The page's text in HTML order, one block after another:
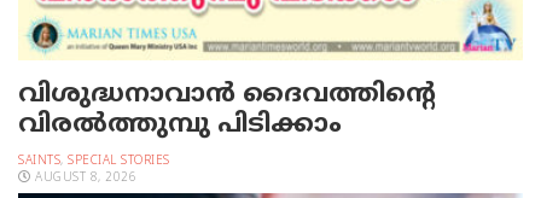
വിശുദ്ധനാവാന്‍ ദൈവത്തിന്റെ
വിരല്‍ത്തുമ്പു പിടിക്കാം
SAINTS, SPECIAL STORIES
AUGUST 8, 2026